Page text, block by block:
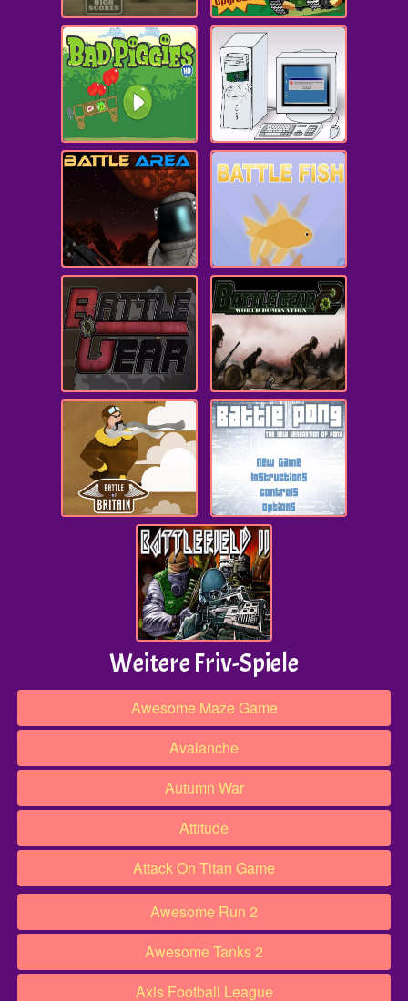
Weitere Friv-Spiele
Awesome Maze Game
Avalanche
Autumn War
Attitude
Attack On Titan Game
Awesome Run 2
Awesome Tanks 2
Axis Football League